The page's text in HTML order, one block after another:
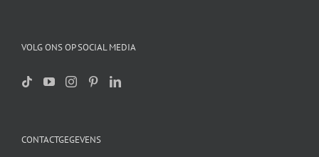
VOLG ONS OP SOCIAL MEDIA
CONTACTGEGEVENS